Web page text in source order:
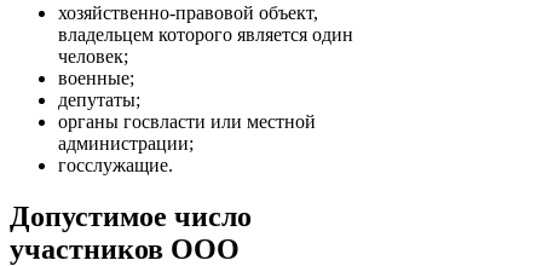
хозяйственно-правовой объект,
владельцем которого является один
человек;
военные;
депутаты;
органы госвласти или местной
администрации;
госслужащие.
Допустимое число
участников ООО